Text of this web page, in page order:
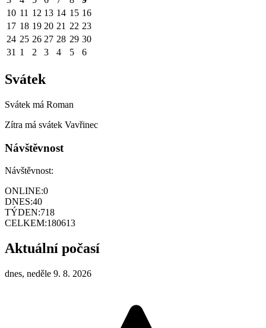
10 11 12 13 14 15 16
17 18 19 20 21 22 23
24 25 26 27 28 29 30
31 1 2 3 4 5 6
Svátek
Svátek má Roman
Zítra má svátek Vavřinec
Návštěvnost
Návštěvnost:
ONLINE:0
DNES:40
TÝDEN:718
CELKEM:180613
Aktuální počasí
dnes, neděle 9. 8. 2026